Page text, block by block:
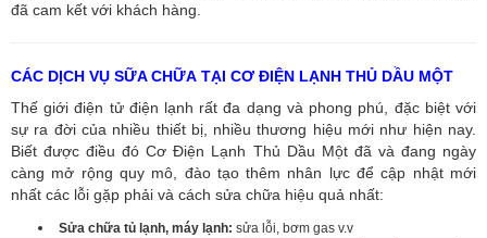
đã cam kết với khách hàng.
CÁC DỊCH VỤ SỮA CHỮA TẠI CƠ ĐIỆN LẠNH THỦ DẦU MỘT
Thế giới điện tử điện lạnh rất đa dạng và phong phú, đặc biệt với
sự ra đời của nhiều thiết bị, nhiều thương hiệu mới như hiện nay.
Biết được điều đó Cơ Điện Lạnh Thủ Dầu Một đã và đang ngày
càng mở rộng quy mô, đào tạo thêm nhân lực để cập nhật mới
nhất các lỗi gặp phải và cách sửa chữa hiệu quả nhất:
Sửa chữa tủ lạnh, máy lạnh: sửa lỗi, bơm gas v.v